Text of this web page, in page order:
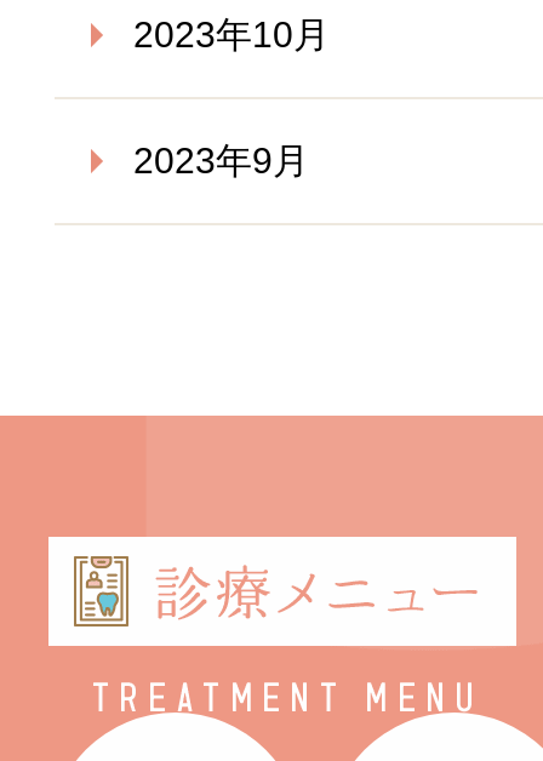
2023年10月
2023年9月